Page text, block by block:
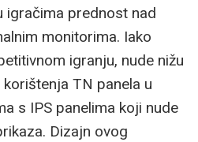
igračima prednost nad
monitorima. Iako
igranju, nude nižu
TN panela u
s IPS panelima koji nude
Dizajn ovog